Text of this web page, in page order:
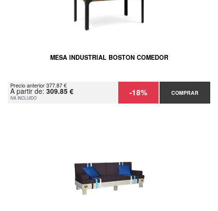
MESA INDUSTRIAL BOSTON COMEDOR
Precio anterior 377.87 €
A partir de: 309.85 €
IVA INCLUIDO -18% COMPRAR